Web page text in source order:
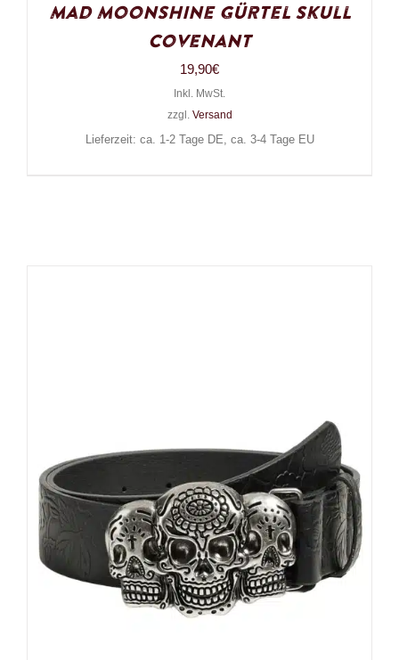
Mad Moonshine Gürtel Skull
Covenant
19,90€
Inkl. MwSt.
zzgl. Versand
Lieferzeit: ca. 1-2 Tage DE, ca. 3-4 Tage EU